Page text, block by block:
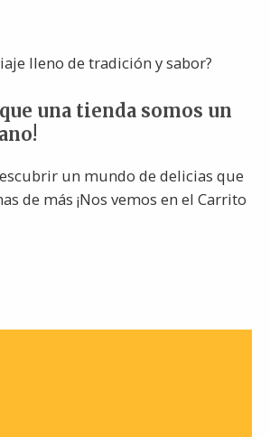
lleno de tradición y sabor?
una tienda somos un
un mundo de delicias que
de más ¡Nos vemos en el Carrito